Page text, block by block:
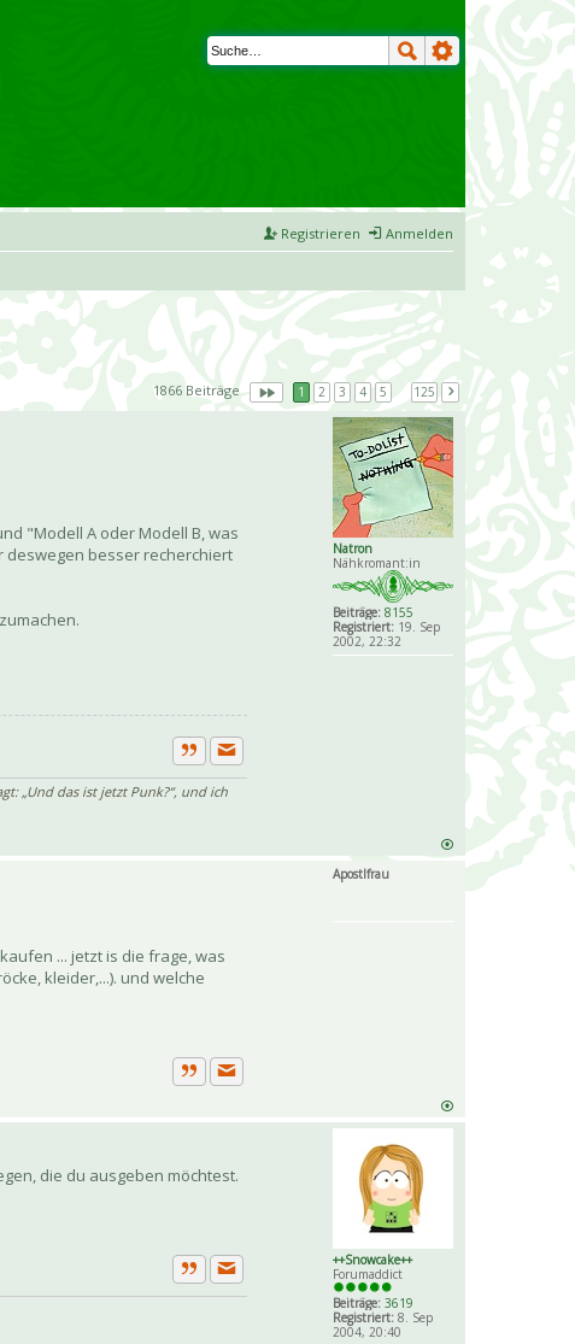
Anmelden
Registrieren
1866 Beiträge 1 2 3 4 5 125
Natron
Nähkromant:in
Beiträge: 8155
Registriert: 19. Sep
2002, 22:32
"Modell A oder Modell B, was
deswegen besser recherchiert
ZitatPrivate Nachricht senden
„Und das ist jetzt Punk?“, und ich
Apostlfrau
... jetzt is die frage, was
kleider,...). und welche
ZitatPrivate Nachricht senden
++Snowcake++
Forumaddict
Beiträge: 3619
Registriert: 8. Sep
2004, 20:40
die du ausgeben möchtest.
ZitatPrivate Nachricht senden